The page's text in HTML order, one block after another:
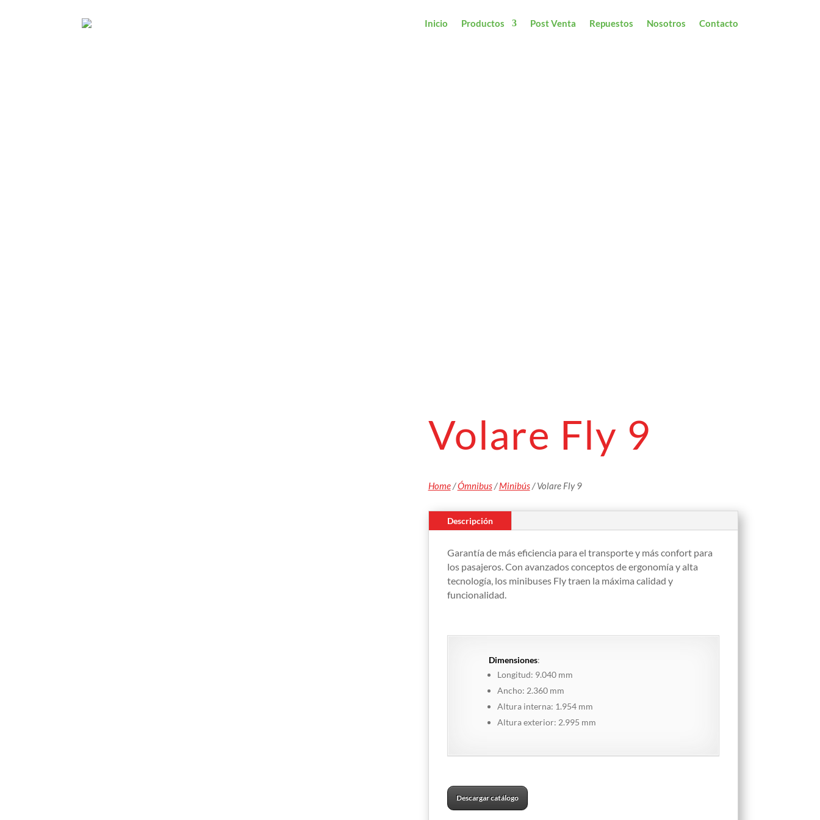
Inicio Productos Post Venta Repuestos Nosotros Contacto
Volare Fly 9
Home/Ómnibus/Minibús/ Volare Fly 9
Descripción
Garantía de más eficiencia para el transporte y más confort para
los pasajeros. Con avanzados conceptos de ergonomía y alta
tecnología, los minibuses Fly traen la máxima calidad y
funcionalidad.
Dimensiones:
Longitud: 9.040 mm
Ancho: 2.360 mm
Altura interna: 1.954 mm
Altura exterior: 2.995 mm
Descargar catálogo